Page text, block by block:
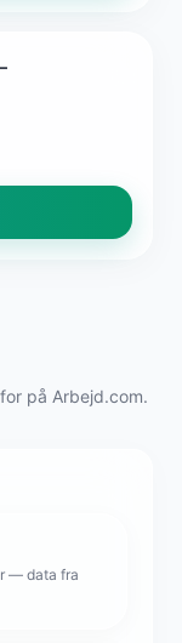
på Arbejd.com.
— data fra